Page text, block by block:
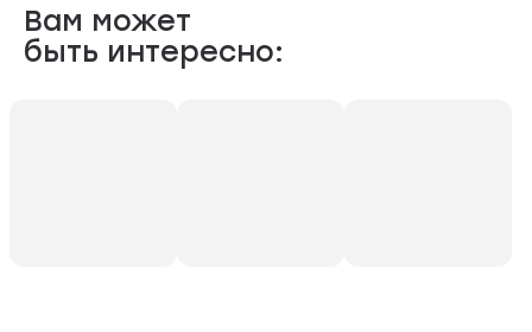
Вам может
быть интересно: